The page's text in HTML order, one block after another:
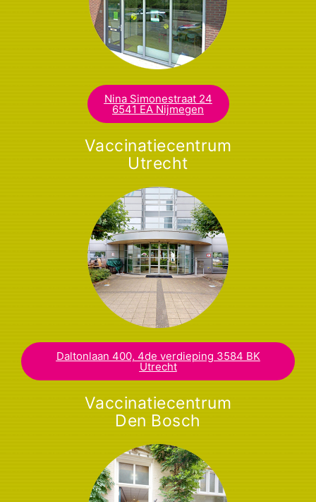
Nina Simonestraat 24
6541 EA Nijmegen​
Vaccinatiecentrum
Utrecht
Daltonlaan 400, 4de verdieping 3584 BK
Utrecht​
Vaccinatiecentrum
Den Bosch